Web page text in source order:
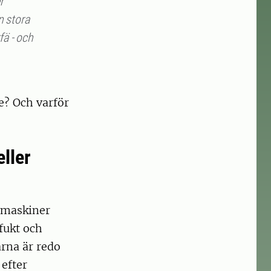
stora
- och
Och varför
och
är redo
efter